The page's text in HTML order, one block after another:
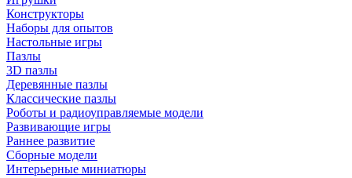
Конструкторы
Наборы для опытов
Настольные игры
Пазлы
3D пазлы
Деревянные пазлы
Классические пазлы
Роботы и радиоуправляемые модели
Развивающие игры
Раннее развитие
Сборные модели
Интерьерные миниатюры